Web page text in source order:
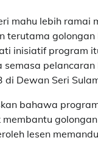
mahu lebih ramai
terutama golongan
inisiatif program
semasa
di Dewan Seri
bahawa
membantu
lesen